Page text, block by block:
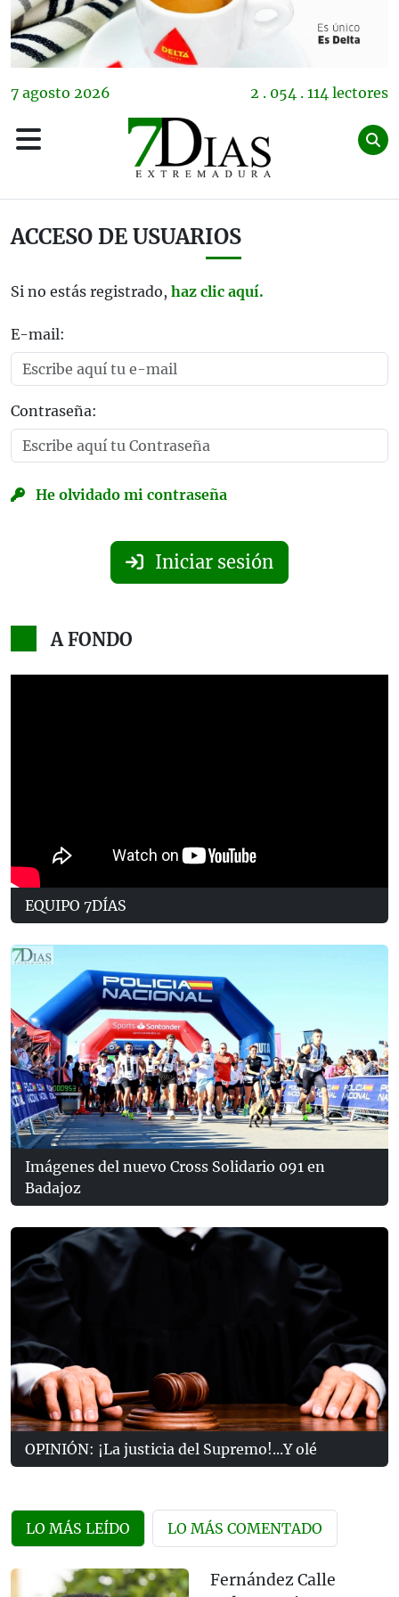
7 agosto 2026 2 . 054 . 114 lectores
ACCESO DE USUARIOS
Si no estás registrado, haz clic aquí.
E-mail:
Contraseña:
He olvidado mi contraseña
Iniciar sesión
A FONDO
EQUIPO 7DÍAS
Imágenes del nuevo Cross Solidario 091 en
Badajoz
OPINIÓN: ¡La justicia del Supremo!...Y olé
LO MÁS LEÍDO LO MÁS COMENTADO
Fernández Calle